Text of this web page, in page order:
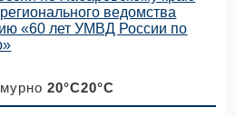
ведомства
«60 лет УМВД России по
20°C20°C